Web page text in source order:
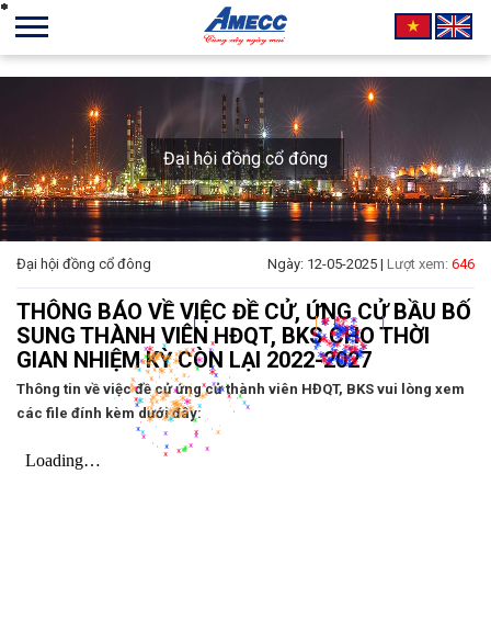
Đại hội đồng cổ đông
Đại hội đồng cổ đông Ngày: 12-05-2025 | Lượt xem: 646
THÔNG BÁO VỀ VIỆC ĐỀ CỬ, ỨNG CỬ BẦU BỐ
SUNG THÀNH VIÊN HĐQT, BKS CHO THỜI
GIAN NHIỆM KỲ CÒN LẠI 2022-2027
Thông tin về việc đề cử ứng cử thành viên HĐQT, BKS vui lòng xem
các file đính kèm dưới đây:
|
*
*
*
*
*
*
*
*
*
*
*
*
*
*
*
*
*
*
*
*
*
*
*
*
*
*
*
*
*
*
*
*
*
*
*
*
*
*
*
*
*
*
*
*
*
*
*
*
*
*
*
*
*
*
*
*
*
*
*
*
*
*
*
*
*
*
*
*
*
*
*
*
*
*
*
*
*
*
*
*
*
*
*
*
*
*
*
*
*
*
*
*
*
*
*
*
*
*
*
*
|
*
*
*
*
*
*
*
*
*
*
*
*
*
*
*
*
*
*
*
*
*
*
*
*
*
*
*
*
*
*
*
*
*
*
*
*
*
*
*
*
*
*
*
*
*
*
*
*
*
*
*
*
*
*
*
*
*
*
*
*
*
*
*
*
*
*
*
*
*
*
*
*
*
*
*
*
*
*
*
*
*
*
*
*
*
*
*
*
*
*
*
*
*
*
*
*
*
*
*
*
*
*
**
**
*
*
**
* *
*
* *
*
*
*
*
**
*
*
***
*
**
**
***
*
*
*
**
*
**
*
*
*
*
*
*
***
*
***
*
*
**
*
*
**
*
* *
*
*
*
*
*
**
*
*
**
*
*
**
*
***
*
*
*
*
*
*
*
**
*
* *
**
**
*
*
* *
*
*
*
*
*
*
*
*
*
*
*
*
*
*
*
*
*
*
*
*
*
*
*
*
*
*
*
*
*
*
*
*
*
*
*
*
*
*
*
*
*
*
*
*
*
*
*
*
*
*
*
*
*
*
*
*
*
*
*
*
*
*
*
*
*
*
*
*
*
*
*
*
*
*
*
*
*
*
*
*
*
*
*
*
*
*
*
*
*
*
*
*
*
*
*
*
*
*
*
*
*
*
*
*
*
*
*
*
*